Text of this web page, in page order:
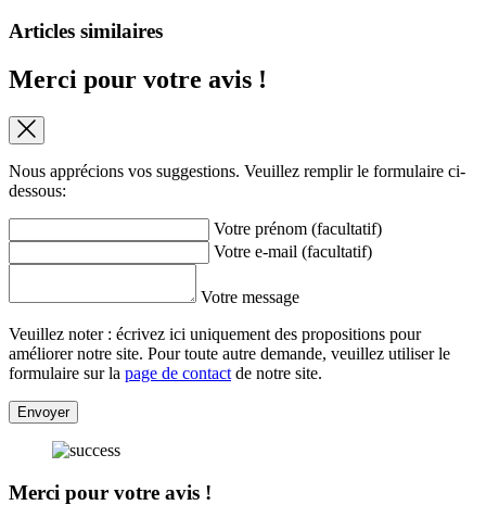
Articles similaires
Merci pour votre avis !
Nous apprécions vos suggestions. Veuillez remplir le formulaire ci-
dessous:
Votre prénom (facultatif)
Votre e-mail (facultatif)
Votre message
Veuillez noter : écrivez ici uniquement des propositions pour
améliorer notre site. Pour toute autre demande, veuillez utiliser le
formulaire sur la page de contact de notre site.
Envoyer
Merci pour votre avis !